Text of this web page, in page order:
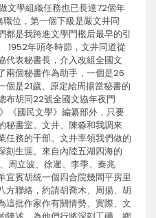
文學組織任務也已長達72個年
位，第一個下級是嚴文井同
都是我跨進文學門檻后最早的引
1952年頭冬時節，文井同道從
代表秘書長，介入改組全國文
兩個秘書作為助手，一個是26
個是21歲、原定給周揚當秘書的
布胡同22號全國文協年夜門
《國民文學》編纂部外，只要
秘書室。文井、陳淼和我調來
任務的干部。文井率領我們做的
刻生涯。來自內陸五湖四海的
周立波、徐遲、李季、秦兆
宜賓胡統一個四合院幾間平房里
方聯絡，約請胡喬木、周揚、胡
這批作家作有關情勢、實際、文